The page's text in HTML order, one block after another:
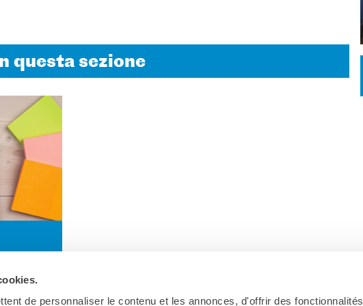
de personnaliser le contenu et les annonces, d'offrir des fonctionnalités
questa sezione